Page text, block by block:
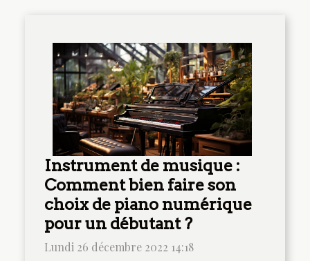
Instrument de musique :
Comment bien faire son
choix de piano numérique
pour un débutant ?
Lundi 26 décembre 2022 14:18